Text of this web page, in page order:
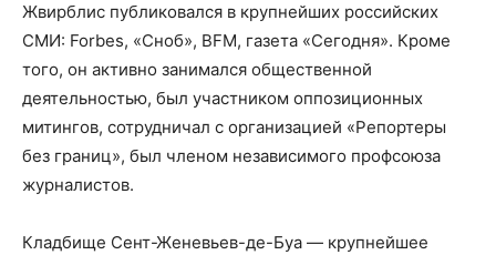
Жвирблис публиковался в крупнейших российских
СМИ: Forbes, «Сноб», BFM, газета «Сегодня». Кроме
того, он активно занимался общественной
деятельностью, был участником оппозиционных
митингов, сотрудничал с организацией «Репортеры
без границ», был членом независимого профсоюза
журналистов.
Кладбище Сент-Женевьев-де-Буа — крупнейшее